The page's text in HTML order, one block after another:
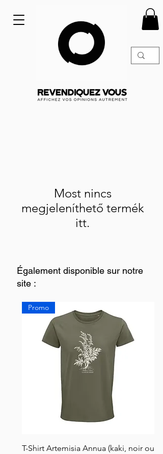
Most nincs
megjeleníthető termék
itt.
Également disponible sur notre
site :
Promo
T-Shirt Artemisia Annua (kaki, noir ou